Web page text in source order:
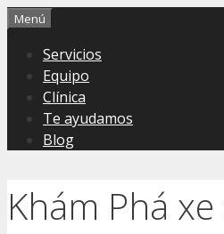
Saltar
contenido
Menú
Servicios
Equipo
Clínica
Te ayudamos
Blog
Khám Phá